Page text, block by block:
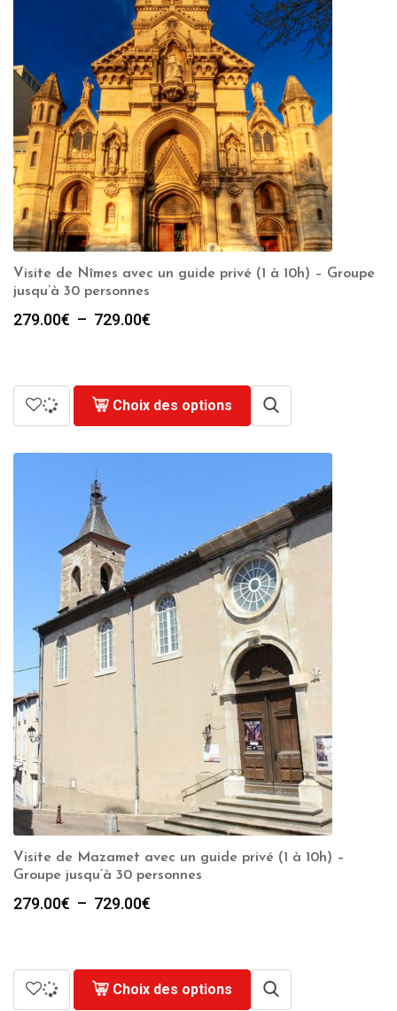
Visite de Nîmes avec un guide privé (1 à 10h) – Groupe
jusqu’à 30 personnes
279.00€ – 729.00€
à
Choix des options
Visite de Mazamet avec un guide privé (1 à 10h) –
Groupe jusqu’à 30 personnes
279.00€ – 729.00€
à
Choix des options